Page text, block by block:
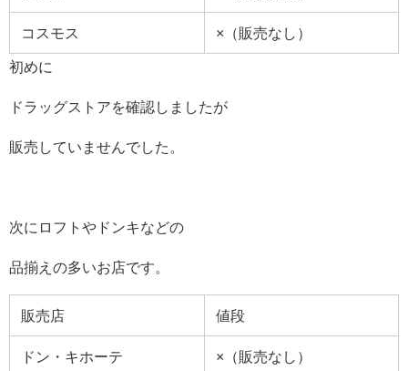
コスモス ×（販売なし）
初めに
ドラッグストアを確認しましたが
販売していませんでした。
次にロフトやドンキなどの
品揃えの多いお店です。
販売店 値段
ドン・キホーテ ×（販売なし）